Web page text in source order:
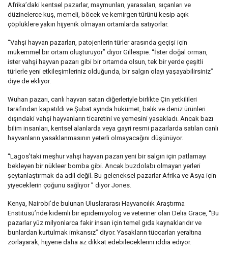
Afrika’daki kentsel pazarlar, maymunları, yarasaları, sıçanları ve
düzinelerce kuş, memeli, böcek ve kemirgen türünü kesip açık
çöplüklere yakın hijyenik olmayan ortamlarda satıyorlar.
“Vahşi hayvan pazarları, patojenlerin türler arasında geçişi için
mükemmel bir ortam oluşturuyor” diyor Gillespie. “İster doğal orman,
ister vahşi hayvan pazarı gibi bir ortamda olsun, tek bir yerde çeşitli
türlerle yeni etkileşimleriniz olduğunda, bir salgın olayı yaşayabilirsiniz”
diye de ekliyor.
Wuhan pazarı, canlı hayvan satan diğerleriyle birlikte Çin yetkilileri
tarafından kapatıldı ve Şubat ayında hükümet, balık ve deniz ürünleri
dışındaki vahşi hayvanların ticaretini ve yemesini yasakladı. Ancak bazı
bilim insanları, kentsel alanlarda veya gayri resmi pazarlarda satılan canlı
hayvanların yasaklanmasının yeterli olmayacağını düşünüyor.
“Lagos’taki meşhur vahşi hayvan pazarı yeni bir salgın için patlamayı
bekleyen bir nükleer bomba gibi. Ancak buzdolabı olmayan yerleri
şeytanlaştırmak da adil değil. Bu geleneksel pazarlar Afrika ve Asya için
yiyeceklerin çoğunu sağlıyor ” diyor Jones.
Kenya, Nairobi’de bulunan Uluslararası Hayvancılık Araştırma
Enstitüsü’nde kıdemli bir epidemiyolog ve veteriner olan Delia Grace, “Bu
pazarlar yüz milyonlarca fakir insan için temel gıda kaynaklarıdır ve
bunlardan kurtulmak imkansız” diyor. Yasakların tüccarları yeraltına
zorlayarak, hijyene daha az dikkat edebileceklerini iddia ediyor.